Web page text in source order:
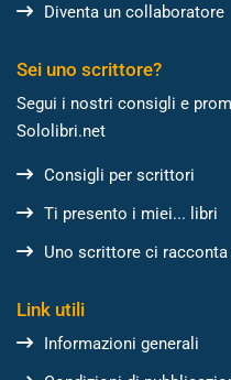
Diventa un collaboratore
Sei uno scrittore?
Segui i nostri consigli e
Sololibri.net
Consigli per scrittori
Ti presento i miei... libri
Uno scrittore ci racconta
Link utili
Informazioni generali